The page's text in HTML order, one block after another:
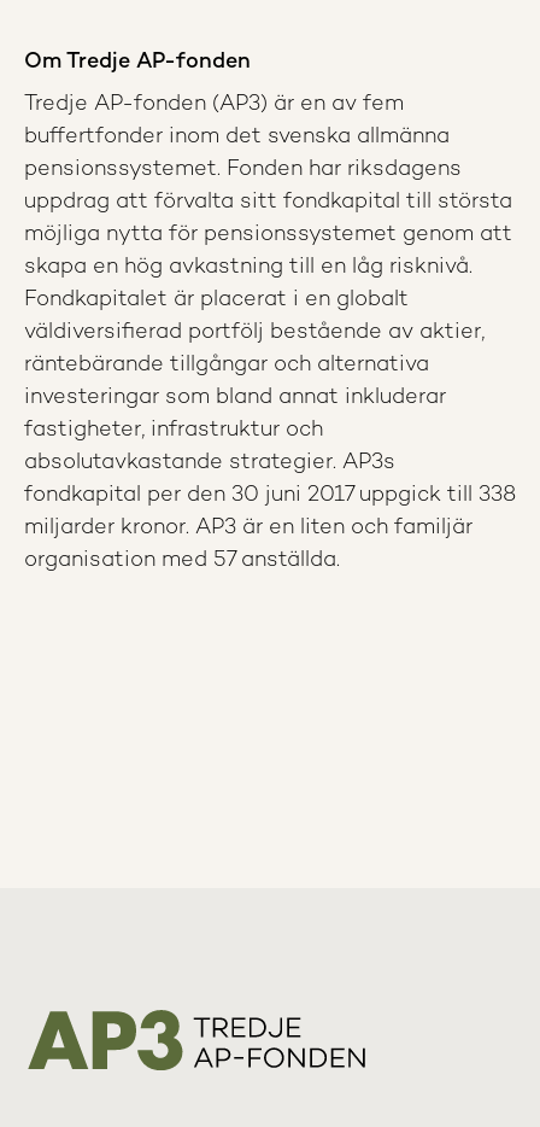
Om Tredje AP-fonden
Tredje AP-fonden (AP3) är en av fem
buffertfonder inom det svenska allmänna
pensionssystemet. Fonden har riksdagens
uppdrag att förvalta sitt fondkapital till största
möjliga nytta för pensionssystemet genom att
skapa en hög avkastning till en låg risknivå.
Fondkapitalet är placerat i en globalt
väldiversifierad portfölj bestående av aktier,
räntebärande tillgångar och alternativa
investeringar som bland annat inkluderar
fastigheter, infrastruktur och
absolutavkastande strategier. AP3s
fondkapital per den 30 juni 2017 uppgick till 338
miljarder kronor. AP3 är en liten och familjär
organisation med 57 anställda.